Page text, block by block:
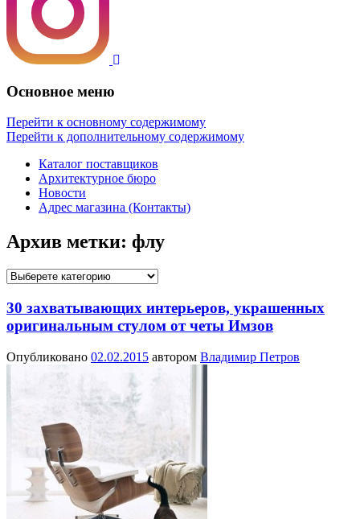
Основное меню
Перейти к основному содержимому
Перейти к дополнительному содержимому
Каталог поставщиков
Архитектурное бюро
Новости
Адрес магазина (Контакты)
Архив метки: флу
30 захватывающих интерьеров, украшенных
оригинальным стулом от четы Имзов
Опубликовано 02.02.2015 автором Владимир Петров